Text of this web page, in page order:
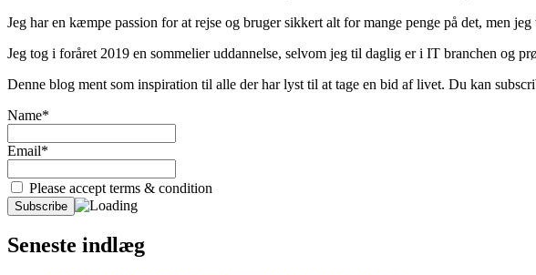
Jeg har en kæmpe passion for at rejse og bruger sikkert alt for mange penge på det, men
Jeg tog i foråret 2019 en sommelier uddannelse, selvom jeg til daglig er i IT branchen og
Denne blog ment som inspiration til alle der har lyst til at tage en bid af livet. Du kan
Name*
Email*
Please accept terms & condition
Seneste indlæg